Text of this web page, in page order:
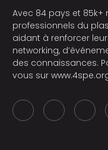
Avec 84 pays et 85k+
professionnels du
aidant à renforcer
networking,
des connaissances.
vous sur